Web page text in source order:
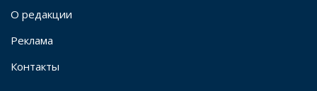
О редакции
Реклама
Контакты